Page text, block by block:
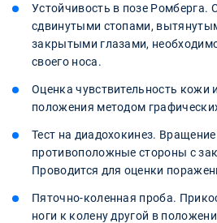
Устойчивость в позе Ромберга.
сдвинутыми стопами,
закрытыми глазами,
своего носа.
Оценка чувствительность кожи
положения методом
Тест на диадохокинез.
противоположные стороны с
Проводится для оценки
Пяточно-коленная проба.
ноги к колену другой в